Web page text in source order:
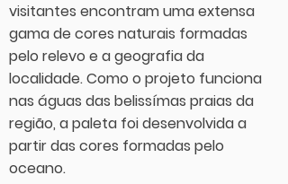
visitantes encontram uma extensa
gama de cores naturais formadas
pelo relevo e a geografia da
localidade. Como o projeto funciona
nas águas das belissímas praias da
região, a paleta foi desenvolvida a
partir das cores formadas pelo
oceano.